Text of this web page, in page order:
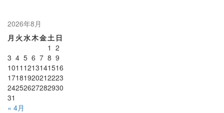
2026年8月
月 火水木金土 日
1 2
3 4 5 6 7 8 9
1011 1213141516
17181920212223
24252627282930
31
« 4月